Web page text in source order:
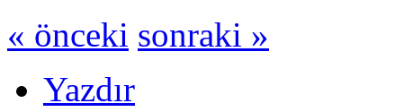
« önceki sonraki »
Yazdır